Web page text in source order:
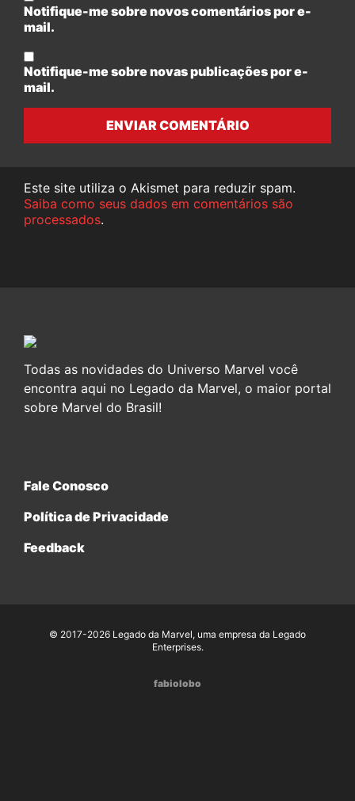
Notifique-me sobre novos comentários por e-
mail.
Notifique-me sobre novas publicações por e-
mail.
ENVIAR COMENTÁRIO
Este site utiliza o Akismet para reduzir spam.
Saiba como seus dados em comentários são
processados.
Todas as novidades do Universo Marvel você
encontra aqui no Legado da Marvel, o maior portal
sobre Marvel do Brasil!
Fale Conosco
Política de Privacidade
Feedback
© 2017-2026 Legado da Marvel, uma empresa da Legado
Enterprises.
fabiolobo